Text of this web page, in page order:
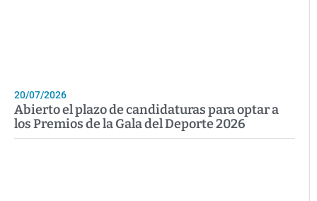
20/07/2026
Abierto el plazo de candidaturas para optar a
los Premios de la Gala del Deporte 2026